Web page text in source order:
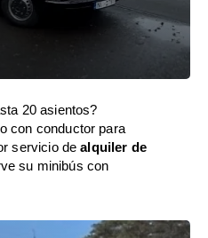
20 asientos?
con conductor para
servicio dealquiler de
su minibús con